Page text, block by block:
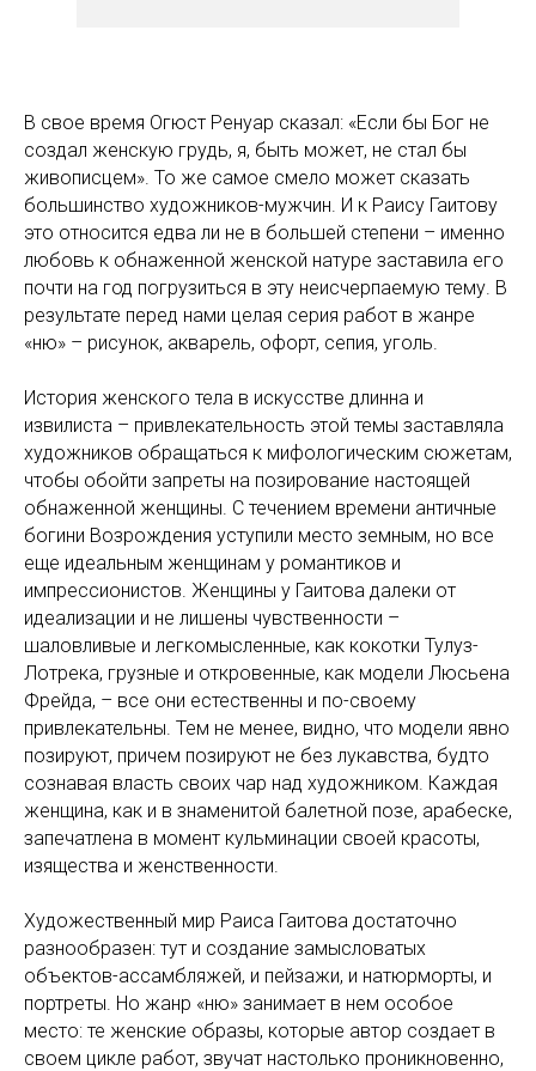
В свое время Огюст Ренуар сказал: «Если бы Бог не
создал женскую грудь, я, быть может, не стал бы
живописцем». То же самое смело может сказать
большинство художников-мужчин. И к Раису Гаитову
это относится едва ли не в большей степени – именно
любовь к обнаженной женской натуре заставила его
почти на год погрузиться в эту неисчерпаемую тему. В
результате перед нами целая серия работ в жанре
«ню» – рисунок, акварель, офорт, сепия, уголь.
История женского тела в искусстве длинна и
извилиста – привлекательность этой темы заставляла
художников обращаться к мифологическим сюжетам,
чтобы обойти запреты на позирование настоящей
обнаженной женщины. С течением времени античные
богини Возрождения уступили место земным, но все
еще идеальным женщинам у романтиков и
импрессионистов. Женщины у Гаитова далеки от
идеализации и не лишены чувственности –
шаловливые и легкомысленные, как кокотки Тулуз-
Лотрека, грузные и откровенные, как модели Люсьена
Фрейда, – все они естественны и по-своему
привлекательны. Тем не менее, видно, что модели явно
позируют, причем позируют не без лукавства, будто
сознавая власть своих чар над художником. Каждая
женщина, как и в знаменитой балетной позе, арабеске,
запечатлена в момент кульминации своей красоты,
изящества и женственности.
Художественный мир Раиса Гаитова достаточно
разнообразен: тут и создание замысловатых
объектов-ассамбляжей, и пейзажи, и натюрморты, и
портреты. Но жанр «ню» занимает в нем особое
место: те женские образы, которые автор создает в
своем цикле работ, звучат настолько проникновенно,